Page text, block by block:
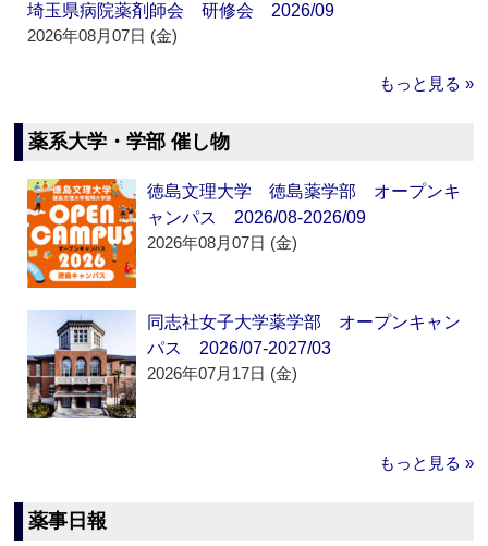
埼玉県病院薬剤師会 研修会 2026/09
2026年08月07日 (金)
もっと見る »
薬系大学・学部 催し物
徳島文理大学 徳島薬学部 オープンキ
ャンパス 2026/08-2026/09
2026年08月07日 (金)
同志社女子大学薬学部 オープンキャン
パス 2026/07-2027/03
2026年07月17日 (金)
もっと見る »
薬事日報